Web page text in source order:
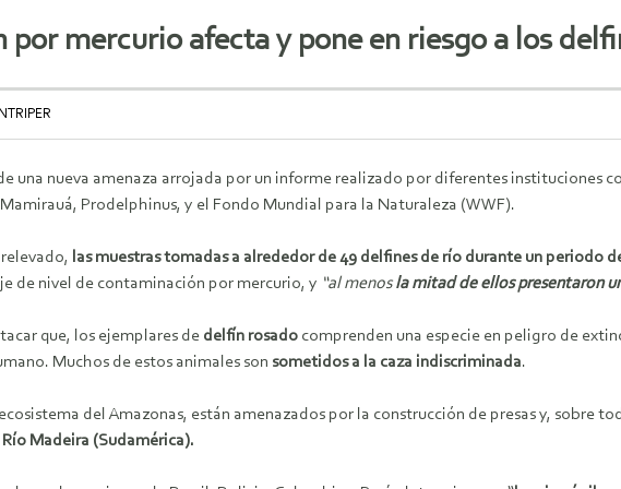
mercurio afecta y pone en riesgo a los
una nueva amenaza arrojada por un informe realizado por diferentes instituciones
Prodelphinus, y el Fondo Mundial para la Naturaleza (WWF).
las muestras tomadas a alrededor de 49 delfines de río durante un periodo
de nivel de contaminación por mercurio, y “al menosla mitad de ellos presentaron
que, los ejemplares de delfín rosado comprenden una especie en peligro de
Muchos de estos animales son sometidos a la caza indiscriminada.
del Amazonas, están amenazados por la construcción de presas y, sobre
Madeira (Sudamérica).